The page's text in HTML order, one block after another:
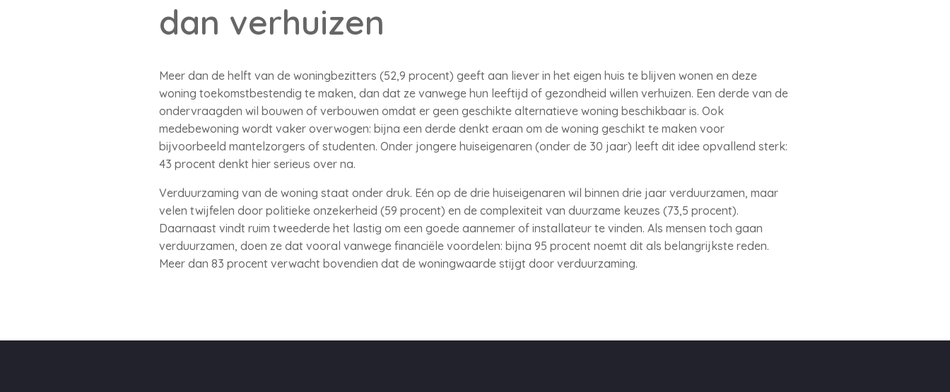
dan verhuizen
Meer dan de helft van de woningbezitters (52,9 procent) geeft aan liever in het eigen huis te blijven wonen en deze
woning toekomstbestendig te maken, dan dat ze vanwege hun leeftijd of gezondheid willen verhuizen. Een derde van de
ondervraagden wil bouwen of verbouwen omdat er geen geschikte alternatieve woning beschikbaar is. Ook
medebewoning wordt vaker overwogen: bijna een derde denkt eraan om de woning geschikt te maken voor
bijvoorbeeld mantelzorgers of studenten. Onder jongere huiseigenaren (onder de 30 jaar) leeft dit idee opvallend sterk:
43 procent denkt hier serieus over na.
Verduurzaming van de woning staat onder druk. Eén op de drie huiseigenaren wil binnen drie jaar verduurzamen, maar
velen twijfelen door politieke onzekerheid (59 procent) en de complexiteit van duurzame keuzes (73,5 procent).
Daarnaast vindt ruim tweederde het lastig om een goede aannemer of installateur te vinden. Als mensen toch gaan
verduurzamen, doen ze dat vooral vanwege financiële voordelen: bijna 95 procent noemt dit als belangrijkste reden.
Meer dan 83 procent verwacht bovendien dat de woningwaarde stijgt door verduurzaming.